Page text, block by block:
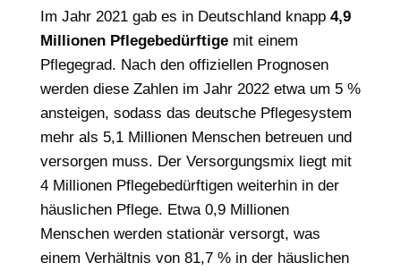
Im Jahr 2021 gab es in Deutschland knapp 4,9
Millionen Pflegebedürftigemit einem
Pflegegrad. Nach den offiziellen Prognosen
werden diese Zahlen im Jahr 2022 etwa um 5 %
ansteigen, sodass das deutsche Pflegesystem
mehr als 5,1 Millionen Menschen betreuen und
versorgen muss. Der Versorgungsmix liegt mit
4 Millionen Pflegebedürftigen weiterhin in der
häuslichen Pflege. Etwa 0,9 Millionen
Menschen werden stationär versorgt, was
einem Verhältnis von 81,7 % in der häuslichen